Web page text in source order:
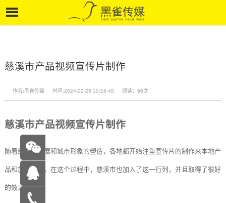
慈溪市产品视频宣传片制作
作者:黑雀传媒 时间:2024-02-25 10:16:48 阅读：96次
慈溪市产品视频宣传片制作
随着经济的发展和城市形象的塑造，各地都开始注重宣传片的制作来本地产
品和旅游资源。在这个过程中，慈溪市也加入了这一行列，并且取得了很好
的效果。
在线咨